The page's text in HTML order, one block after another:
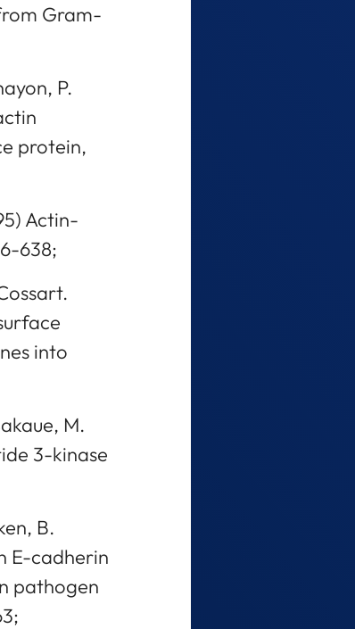
Gram-
P.
protein,
Actin-
638;
into
M.
3-kinase
B.
E-cadherin
pathogen